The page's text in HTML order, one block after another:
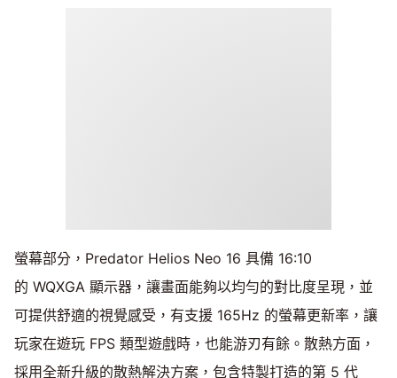
螢幕部分，Predator Helios Neo 16 具備 16:10
的 WQXGA 顯示器，讓畫面能夠以均勻的對比度呈現，並
可提供舒適的視覺感受，有支援 165Hz 的螢幕更新率，讓
玩家在遊玩 FPS 類型遊戲時，也能游刃有餘。散熱方面，
採用全新升級的散熱解決方案，包含特製打造的第 5 代